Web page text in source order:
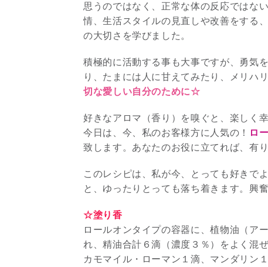
思うのではなく、正常な体の反応ではな
情、生活スタイルの見直しや改善をする
の大切さを学びました。
積極的に活動する事も大事ですが、勇気
り、たまには人に甘えてみたり、メリハ
切な愛しい自分のために☆
好きなアロマ（香り）を嗅ぐと、楽しく
今日は、今、私のお客様方に人気の！
ロ
致します。あなたのお役に立てれば、有り
このレシピは、私が今、とっても好きで
と、ゆったりとっても落ち着きます。興
☆塗り香
ロールオンタイプの容器に、植物油（ア
れ、精油合計６滴（濃度３％）をよく混ぜ
カモマイル・ローマン１滴、マンダリン